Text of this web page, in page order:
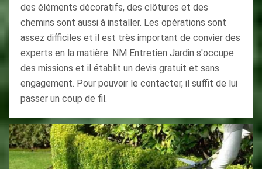
des éléments décoratifs, des clôtures et des
chemins sont aussi à installer. Les opérations sont
assez difficiles et il est très important de convier des
experts en la matière. NM Entretien Jardin s'occupe
des missions et il établit un devis gratuit et sans
engagement. Pour pouvoir le contacter, il suffit de lui
passer un coup de fil.